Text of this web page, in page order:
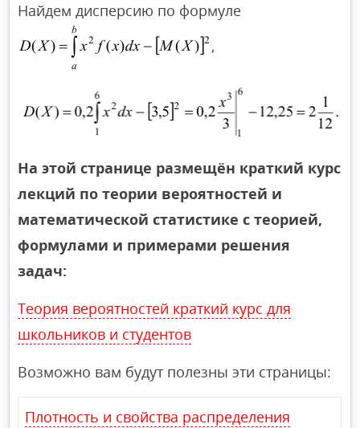
Найдем дисперсию по формуле
,
На этой странице размещён краткий курс
лекций по теории вероятностей и
математической статистике с теорией,
формулами и примерами решения
задач:
Теория вероятностей краткий курс для
школьников и студентов
Возможно вам будут полезны эти страницы:
Плотность и свойства распределения